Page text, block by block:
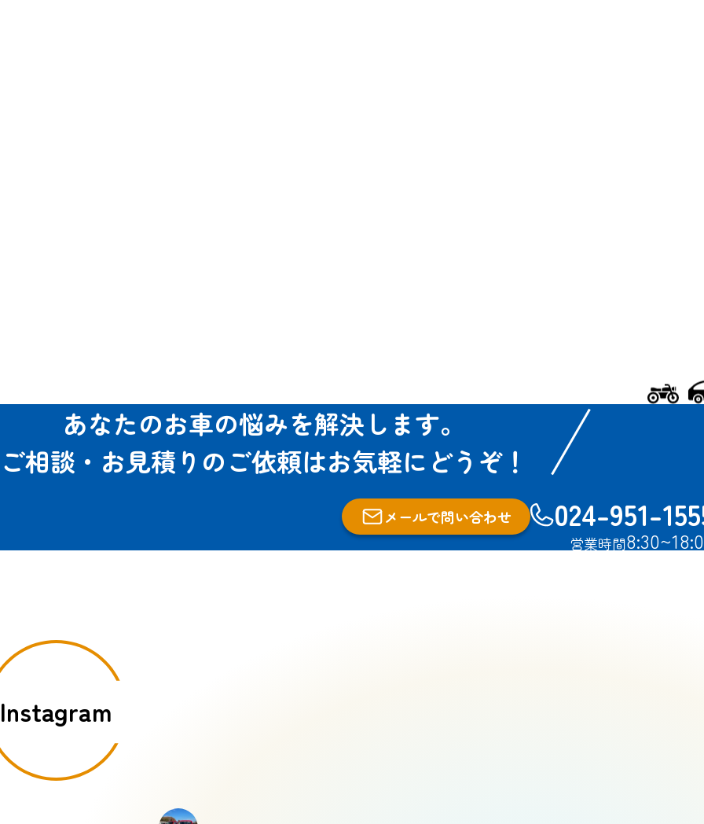
あなたのお車の悩みを解決します。
ご相談・お見積りのご依頼はお気軽にどうぞ！
メールで問い合わせ 024-951-
営業時間
Instagram